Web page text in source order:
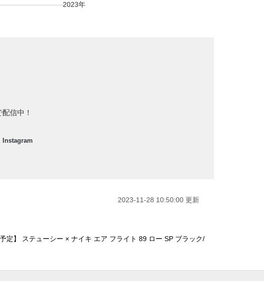
2023年
信中！
Instagram
2023-11-28 10:50:00 更新
定】 ステューシー × ナイキ エア フライト 89 ロー SP ブラック/